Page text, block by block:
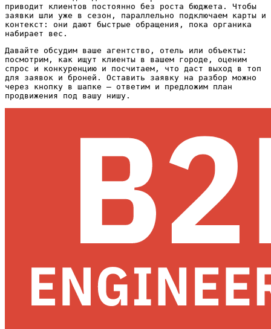
приводит клиентов постоянно без роста бюджета. Чтобы
заявки шли уже в сезон, параллельно подключаем карты и
контекст: они дают быстрые обращения, пока органика
набирает вес.
Давайте обсудим ваше агентство, отель или объекты:
посмотрим, как ищут клиенты в вашем городе, оценим
спрос и конкуренцию и посчитаем, что даст выход в топ
для заявок и броней. Оставить заявку на разбор можно
через кнопку в шапке — ответим и предложим план
продвижения под вашу нишу.